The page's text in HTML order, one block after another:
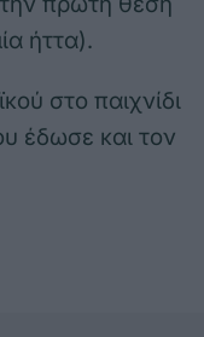
ήττα).
στο παιχνίδι
έδωσε και τον